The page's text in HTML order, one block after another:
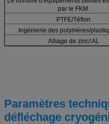
par le FKM.
PTFE/Téflon
Ingénierie des polymères/
Alliage de zinc/ AL
Paramètres
défléchage